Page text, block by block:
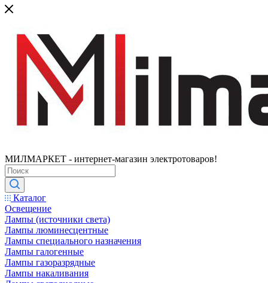
МИЛМАРКЕТ - интернет-магазин электротоваров!
Каталог
Освещение
Лампы (источники света)
Лампы люминесцентные
Лампы специального назначения
Лампы галогенные
Лампы газоразрядные
Лампы накаливания